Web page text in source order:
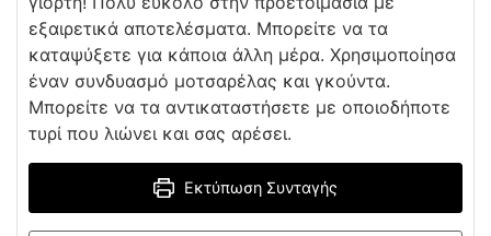
εξαιρετικά αποτελέσματα. Μπορείτε να τα
καταψύξετε για κάποια άλλη μέρα. Χρησιμοποίησα
έναν συνδυασμό μοτσαρέλας και γκούντα.
Μπορείτε να τα αντικαταστήσετε με οποιοδήποτε
τυρί που λιώνει και σας αρέσει.
Εκτύπωση Συνταγής